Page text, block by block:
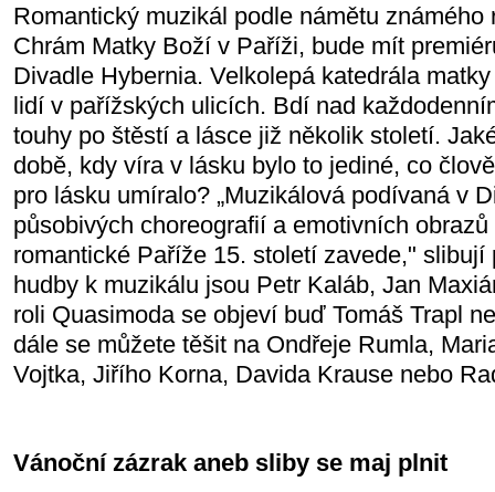
Romantický muzikál podle námětu známého
Chrám Matky Boží v Paříži, bude mít
Divadle Hybernia. Velkolepá katedrála
lidí v pařížských ulicích. Bdí nad
touhy po štěstí a lásce již několik století.
době, kdy víra v lásku bylo to jediné, co
pro lásku umíralo? „Muzikálová podívaná v
působivých choreografií a emotivních
romantické Paříže 15. století zavede," slibují
hudby k muzikálu jsou Petr Kaláb, Jan
roli Quasimoda se objeví buď Tomáš Trapl
dále se můžete těšit na Ondřeje Rumla,
Vojtka, Jiřího Korna, Davida Krause nebo
Vánoční zázrak aneb sliby se maj plnit